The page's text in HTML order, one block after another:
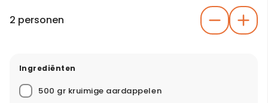
2 personen
Ingrediënten
500 gr kruimige aardappelen